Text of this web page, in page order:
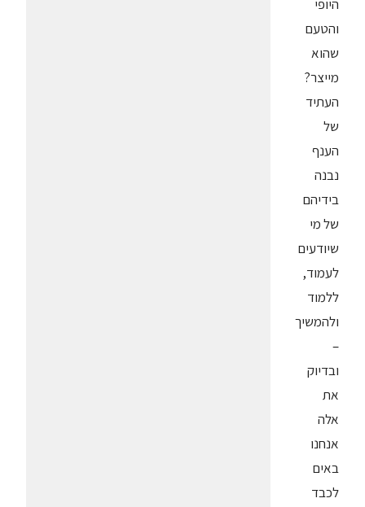
היופי
והטעם
שהוא
מייצר?
העתיד
של
הענף
נבנה
בידיהם
של מי
שיודעים
לעמוד,
ללמוד
ולהמשיך
–
ובדיוק
את
אלה
אנחנו
באים
לכבד